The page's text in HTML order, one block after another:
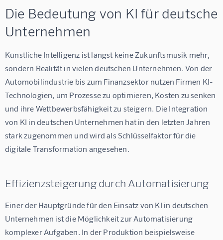
Die Bedeutung von KI für deutsche
Unternehmen
Künstliche Intelligenz ist längst keine Zukunftsmusik mehr,
sondern Realität in vielen deutschen Unternehmen. Von der
Automobilindustrie bis zum Finanzsektor nutzen Firmen KI-
Technologien, um Prozesse zu optimieren, Kosten zu senken
und ihre Wettbewerbsfähigkeit zu steigern. Die Integration
von KI in deutschen Unternehmen hat in den letzten Jahren
stark zugenommen und wird als Schlüsselfaktor für die
digitale Transformation angesehen.
Effizienzsteigerung durch Automatisierung
Einer der Hauptgründe für den Einsatz von KI in deutschen
Unternehmen ist die Möglichkeit zur Automatisierung
komplexer Aufgaben. In der Produktion beispielsweise